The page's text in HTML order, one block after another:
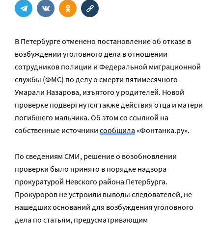
В Петербурге отменено постановление об отказе в
возбуждении уголовного дела в отношении
сотрудников полиции и Федеральной миграционной
службы (ФМС) по делу о смерти пятимесячного
Умарали Назарова, изъятого у родителей. Новой
проверке подвергнутся также действия отца и матери
погибшего мальчика. Об этом со ссылкой на
собственные источники сообщила«Фонтанка.ру».
По сведениям СМИ, решение о возобновлении
проверки было принято в порядке надзора
прокуратурой Невского района Петербурга.
Прокуроров не устроили выводы следователей, не
нашедших оснований для возбуждения уголовного
дела по статьям, предусматривающим